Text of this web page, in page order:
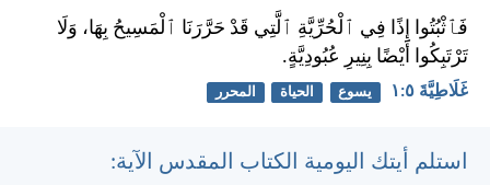
فَٱثْبُتُوا إِذًا فِي ٱلْحُرِّيَّةِ ٱلَّتِي قَدْ حَرَّرَنَا ٱلْمَسِيحُ بِهَا، وَلَا
تَرْتَبِكُوا أَيْضًا بِنِيرِ عُبُودِيَّةٍ.
غَلَاطِيَّةَ ٥:‏١ يسوع الحياة المحرر
استلم أيتك اليومية الكتاب المقدس الآية: